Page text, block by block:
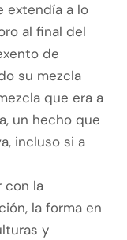
extendía a lo
al final del
de
su mezcla
que era a
un hecho que
incluso si a
con la
la forma en
y